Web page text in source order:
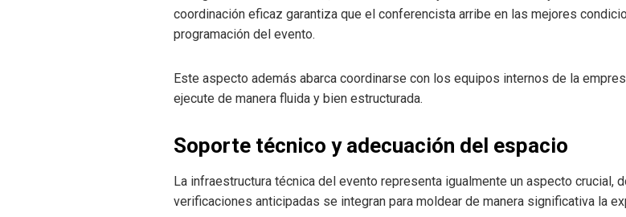
coordinación eficaz garantiza que el conferencista arribe en las mejores
programación del evento.
Este aspecto además abarca coordinarse con los equipos internos de la
ejecute de manera fluida y bien estructurada.
Soporte técnico y adecuación del espacio
La infraestructura técnica del evento representa igualmente un aspecto crucial,
verificaciones anticipadas se integran para moldear de manera significativa la